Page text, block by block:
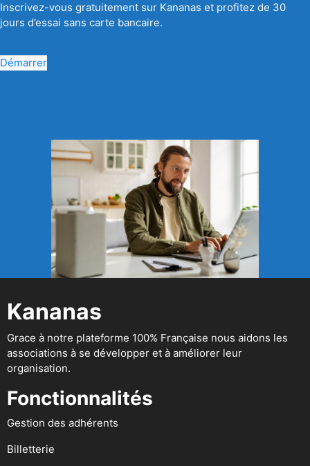
Inscrivez-vous gratuitement sur Kananas et profitez de 30
jours d’essai sans carte bancaire.
Démarrer
Kananas
Grace à notre plateforme 100% Française nous aidons les
associations à se développer et à améliorer leur
organisation.
Fonctionnalités
Gestion des adhérents
Billetterie